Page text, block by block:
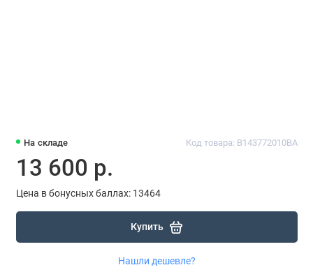
На складе Код товара: B143772010BA
13 600 р.
Цена в бонусных баллах: 13464
Купить
Нашли дешевле?